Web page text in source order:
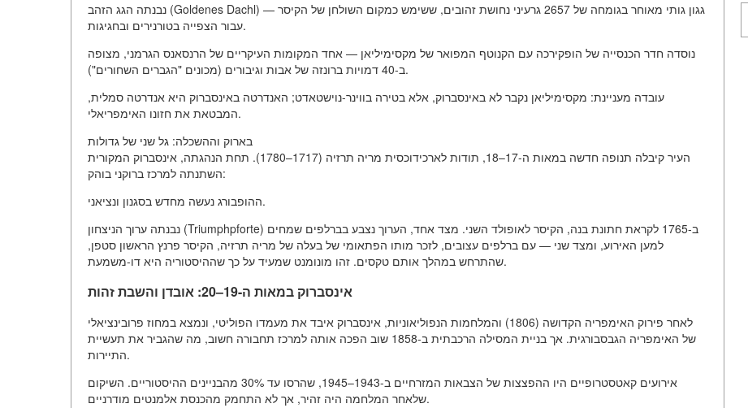
נבנתה הגג הזהב (Goldenes Dachl) — גגון גותי מאוחר בגומחה של 2657 גרעיני נחושת זהובים, ששימש כמקום השולחן של הקיסר
עבור הצפייה בטורנירים ובחגיגות.
נוסדה חדר הכנסייה של הופקירכה עם הקנוטף המפואר של מקסימיליאן — אחד המקומות העיקריים של הרנסאנס הגרמני, מצופה
ב-40 דמויות ברונזה של אבות וגיבורים (מכונים "הגברים השחורים").
עובדה מעניינת: מקסימיליאן נקבר לא באינסברוק, אלא בטירה בווינר-נוישטאדט; האנדרטה באינסברוק היא אנדרטה סמלית,
המבטאת את חזונו האימפריאלי.
בארוק וההשכלה: גל שני של גדולות
העיר קיבלה תנופה חדשה במאות ה-17–18, תודות לארכידוכסית מריה תרזיה (1717–1780). תחת הנהגתה, אינסברוק המקורית
השתנתה למרכז ברוקני בוהק:
ההופבורג נעשה מחדש בסגנון ונציאני.
נבנתה ערוך הניצחון (Triumphpforte) ב-1765 לקראת חתונת בנה, הקיסר לאופולד השני. מצד אחד, הערוך נצבע בברלפים שמחים
למען האירוע, ומצד שני — עם ברלפים עצובים, לזכר מותו הפתאומי של בעלה של מריה תרזיה, הקיסר פרנץ הראשון סטפן,
שהתרחש במהלך אותם טקסים. זהו מונומנט שמעיד על כך שההיסטוריה היא דו-משמעת.
אינסברוק במאות ה-19–20: אובדן והשבת זהות
לאחר פירוק האימפריה הקדושה (1806) והמלחמות הנפוליאוניות, אינסברוק איבד את מעמדו הפוליטי, ונמצא במחוז פרובינציאלי
של האימפריה הגבסבורגית. אך בניית המסילה הרכבתית ב-1858 שוב הפכה אותה למרכז תחבורה חשוב, מה שהגביר את תעשיית
התיירות.
אירועים קאטסטרופיים היו ההפצצות של הצבאות המזרחיים ב-1943–1945, שהרסו עד 30% מהבניינים ההיסטוריים. השיקום
שלאחר המלחמה היה זהיר, אך לא התחמק מהכנסת אלמנטים מודרניים.